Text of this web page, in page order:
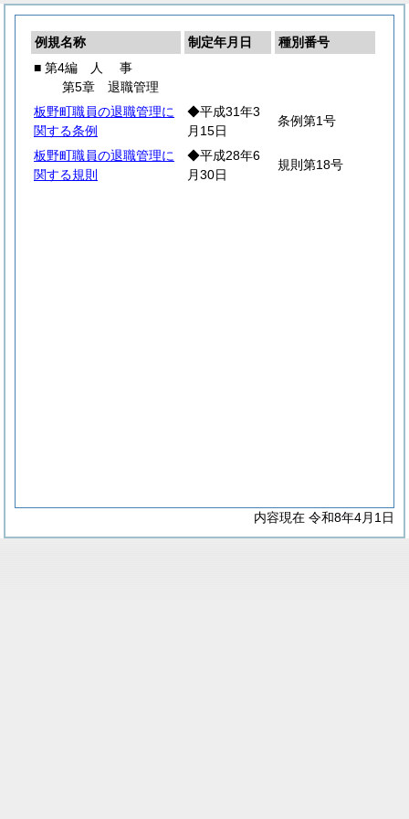
例規名称 制定年月日
種別番号
■ 第4編
人 事
第5章 退職管理
板野町職員の退職管理に
関する条例
◆平成31年3
月15日
条例第1号
板野町職員の退職管理に
関する規則
◆平成28年6
月30日
規則第18号
内容現在 令和8年4月1日